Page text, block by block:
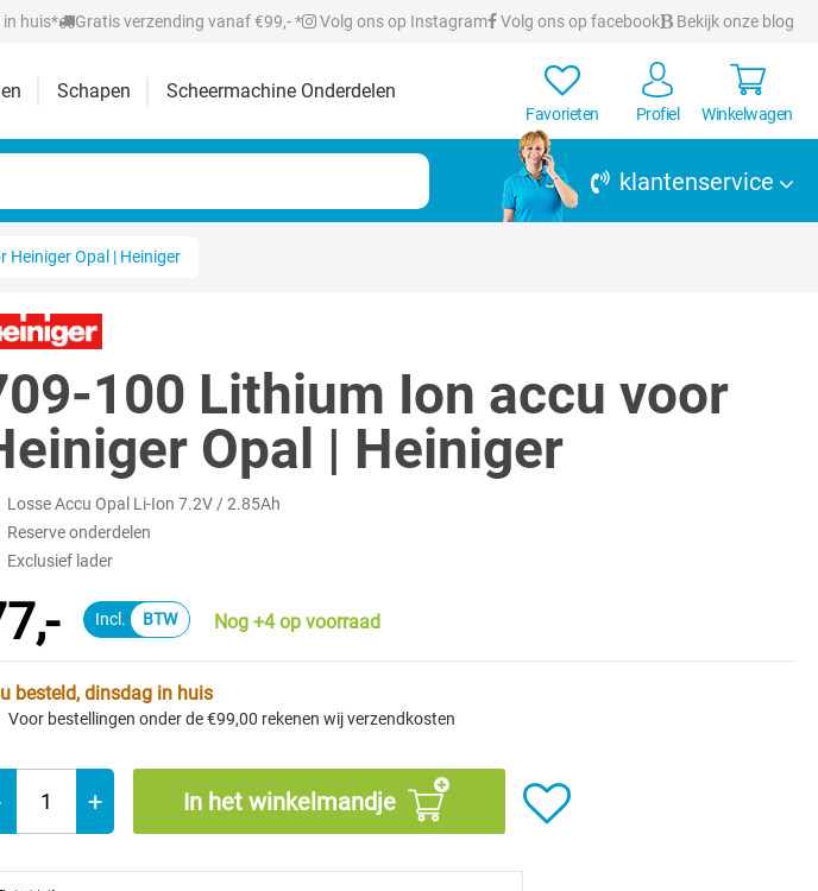
in huis* Gratis verzending vanaf €99,- * Volg ons op Instagram Volg ons op facebook Bekijk onze blog
Schapen Scheermachine Onderdelen
Favorieten Profiel Winkelwagen
klantenservice
Opal | Heiniger
100 Lithium Ion accu voor
Opal | Heiniger
Losse Accu Opal Li-Ion 7.2V / 2.85Ah
Reserve onderdelen
Exclusief lader
Nog +4 op voorraad
besteld, dinsdag in huis
Voor bestellingen onder de €99,00 rekenen wij verzendkosten
+ In het winkelmandje